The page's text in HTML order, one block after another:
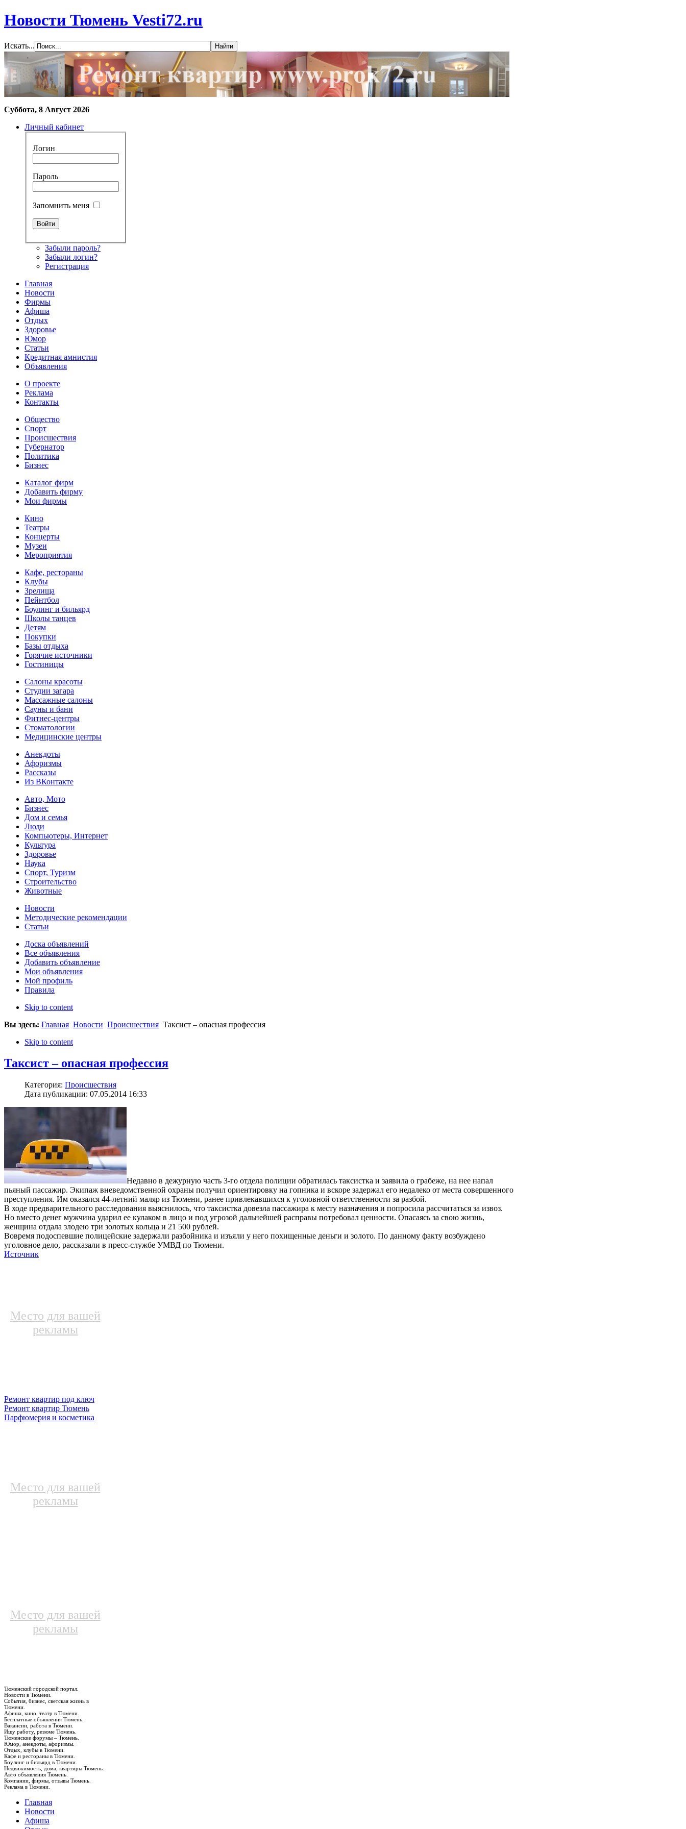
Новости Тюмень Vesti72.ru
Искать...
Суббота, 8 Август 2026
Личный кабинет
Логин
Пароль
Запомнить меня
Забыли пароль?
Забыли логин?
Регистрация
Главная
Новости
Фирмы
Афиша
Отдых
Здоровье
Юмор
Статьи
Кредитная амнистия
Объявления
О проекте
Реклама
Контакты
Общество
Спорт
Происшествия
Губернатор
Политика
Бизнес
Каталог фирм
Добавить фирму
Мои фирмы
Кино
Театры
Концерты
Музеи
Мероприятия
Кафе, рестораны
Клубы
Зрелища
Пейнтбол
Боулинг и бильярд
Школы танцев
Детям
Покупки
Базы отдыха
Горячие источники
Гостиницы
Салоны красоты
Студии загара
Массажные салоны
Сауны и бани
Фитнес-центры
Стоматологии
Медицинские центры
Анекдоты
Афоризмы
Рассказы
Из ВКонтакте
Авто, Мото
Бизнес
Дом и семья
Люди
Компьютеры, Интернет
Культура
Здоровье
Наука
Спорт, Туризм
Строительство
Животные
Новости
Методические рекомендации
Статьи
Доска объявлений
Все объявления
Добавить объявление
Мои объявления
Мой профиль
Правила
Skip to content
Вы здесь: Главная Новости Происшествия Таксист – опасная профессия
Skip to content
Таксист – опасная профессия
Категория: Происшествия
Дата публикации: 07.05.2014 16:33
Недавно в дежурную часть 3-го отдела полиции обратилась таксистка и заявила о грабеже, на нее напал
пьяный пассажир. Экипаж вневедомственной охраны получил ориентировку на гопника и вскоре задержал его недалеко от места совершенного
преступления. Им оказался 44-летний маляр из Тюмени, ранее привлекавшихся к уголовной ответственности за разбой.
В ходе предварительного расследования выяснилось, что таксистка довезла пассажира к месту назначения и попросила рассчитаться за извоз.
Но вместо денег мужчина ударил ее кулаком в лицо и под угрозой дальнейшей расправы потребовал ценности. Опасаясь за свою жизнь,
женщина отдала злодею три золотых кольца и 21 500 рублей.
Вовремя подоспевшие полицейские задержали разбойника и изъяли у него похищенные деньги и золото. По данному факту возбуждено
уголовное дело, рассказали в пресс-службе УМВД по Тюмени.
Источник
Место для вашей
рекламы
Ремонт квартир под ключ
Ремонт квартир Тюмень
Парфюмерия и косметика
Место для вашей
рекламы
Место для вашей
рекламы
Тюменский городской портал.
Новости в Тюмени.
События, бизнес, светская жизнь в
Тюмени.
Афиша, кино, театр в Тюмени.
Бесплатные объявления Тюмень.
Вакансии, работа в Тюмени.
Ищу работу, резюме Тюмень.
Тюменские форумы – Тюмень.
Юмор, анекдоты, афоризмы.
Отдых, клубы в Тюмени.
Кафе и рестораны в Тюмени.
Боулинг и бильярд в Тюмени.
Недвижимость, дома, квартиры Тюмень.
Авто объявления Тюмень.
Компании, фирмы, отзывы Тюмень.
Реклама в Тюмени.
Главная
Новости
Афиша